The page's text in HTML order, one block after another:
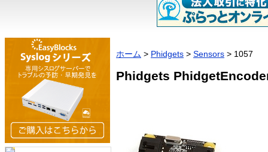
ホーム > Phidgets > Sensors > 1057
Phidgets